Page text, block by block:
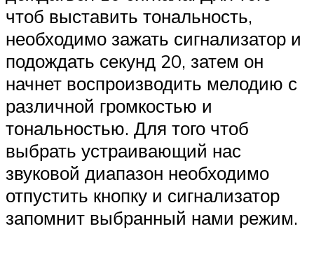
чтоб выставить тональность,
необходимо зажать сигнализатор и
подождать секунд 20, затем он
начнет воспроизводить мелодию с
различной громкостью и
тональностью. Для того чтоб
выбрать устраивающий нас
звуковой диапазон необходимо
отпустить кнопку и сигнализатор
запомнит выбранный нами режим.